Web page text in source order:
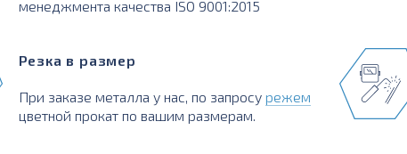
менеджмента качества ISO 9001:2015
Резка в размер
При заказе металла у нас, по запросу режем
цветной прокат по вашим размерам.